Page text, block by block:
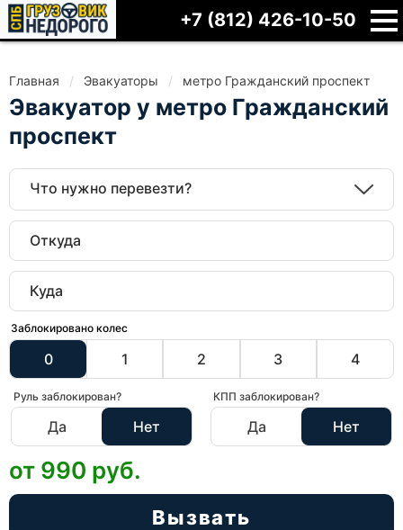
+7 (812) 426-10-50
Главная Эвакуаторы метро Гражданский проспект
Эвакуатор у метро Гражданский
проспект
Что нужно перевезти?
Заблокировано колес
0 1 2 3 4
Руль заблокирован?
Да Нет
КПП заблокирован?
Да Нет
Вызвать
от 990 руб.